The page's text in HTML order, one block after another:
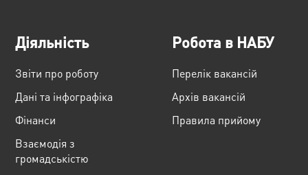
Діяльність
Звіти про роботу
Дані та інфографіка
Фінанси
Взаємодія з
громадськістю
Робота в НАБУ
Перелік вакансій
Архів вакансій
Правила прийому